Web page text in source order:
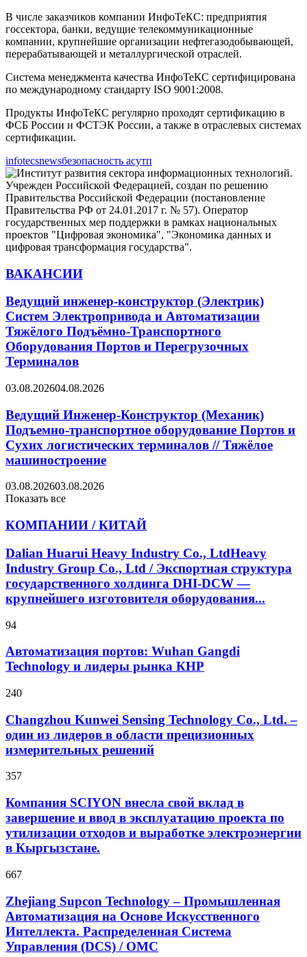
В числе заказчиков компании ИнфоТеКС: предприятия
госсектора, банки, ведущие телекоммуникационные
компании, крупнейшие организации нефтегазодобывающей,
перерабатывающей и металлургической отраслей.
Система менеджмента качества ИнфоТеКС сертифицирована
по международному стандарту ISO 9001:2008.
Продукты ИнфоТеКС регулярно проходят сертификацию в
ФСБ России и ФСТЭК России, а также в отраслевых системах
сертификации.
infotecsnewsбезопасность асутп
ВАКАНСИИ
Ведущий инженер-конструктор (Электрик)
Систем Электропривода и Автоматизации
Тяжёлого Подъёмно-Транспортного
Оборудования Портов и Перегрузочных
Терминалов
03.08.202604.08.2026
Ведущий Инженер-Конструктор (Механик)
Подъемно-транспортное оборудование Портов и
Сухих логистических терминалов // Тяжёлое
машиностроение
03.08.202603.08.2026
Показать все
КОМПАНИИ / КИТАЙ
Dalian Huarui Heavy Industry Co., LtdHeavy
Industry Group Co., Ltd / Экспортная структура
государственного холдинга DHI-DCW —
крупнейшего изготовителя оборудования...
94
Автоматизация портов: Wuhan Gangdi
Technology и лидеры рынка КНР
240
Changzhou Kunwei Sensing Technology Co., Ltd. –
один из лидеров в области прецизионных
измерительных решений
357
Компания SCIYON внесла свой вклад в
завершение и ввод в эксплуатацию проекта по
утилизации отходов и выработке электроэнергии
в Кыргызстане.
667
Zhejiang Supcon Technology – Промышленная
Автоматизация на Основе Искусственного
Интеллекта. Распределенная Cистема
Управления (DCS) / OMC